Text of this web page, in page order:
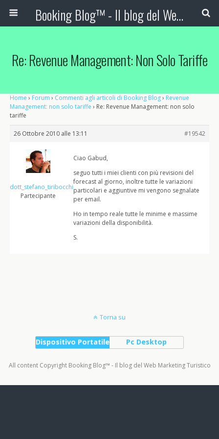
Booking Blog™ - Il blog del Web Marketing Turistico
Re: Revenue Management: Non Solo Tariffe
Home › Forum › Commenti agli articoli di Booking Blog› Revenue
Management: non solo tariffe › Re: Revenue Management: non solo
tariffe
26 Ottobre 2010 alle 13:11 #19542
dott_stefano_tiribocchi
Partecipante
Ciao Gabud,
seguo tutti i miei clienti con più revisioni del
forecast al giorno, inoltre tutte le variazioni
particolari e aggiuntive mi vengono segnalate
per email.
Ho in tempo reale tutte le minime e massime
variazioni della disponibilità.
S.
Torna su
Dispositivo Portatile Pc Desktop
All content Copyright Booking Blog™ - Il blog del Web Marketing Turistico